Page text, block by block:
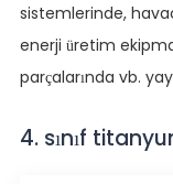
sistemlerinde,
enerji üretim
parçalarında vb.
4. sınıf